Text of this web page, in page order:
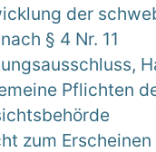
der
§ 4 Nr. 11
Pflichten
zum